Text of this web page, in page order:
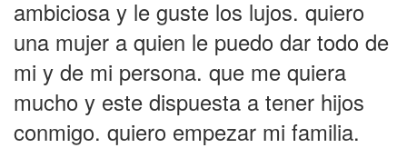
ambiciosa y le guste los lujos. quiero
una mujer a quien le puedo dar todo de
mi y de mi persona. que me quiera
mucho y este dispuesta a tener hijos
conmigo. quiero empezar mi familia.